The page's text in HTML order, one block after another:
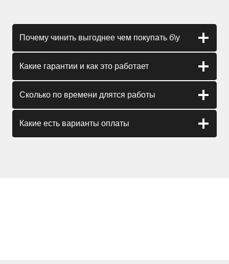
Почему чинить выгоднее чем покупать б\у
Какие гарантии и как это работает
Сколько по времени длятся работы
Какие есть варианты оплаты